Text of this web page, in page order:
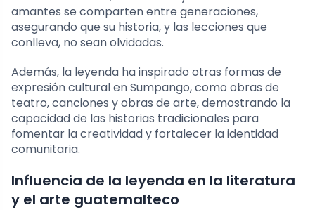
amantes se comparten entre generaciones,
asegurando que su historia, y las lecciones que
conlleva, no sean olvidadas.
Además, la leyenda ha inspirado otras formas de
expresión cultural en Sumpango, como obras de
teatro, canciones y obras de arte, demostrando la
capacidad de las historias tradicionales para
fomentar la creatividad y fortalecer la identidad
comunitaria.
Influencia de la leyenda en la literatura
y el arte guatemalteco